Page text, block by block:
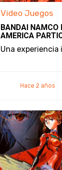
Video Juegos
BANDAI NAMCO
AMERICA
LATAM 2024
Una experiencia
Hace 2 años